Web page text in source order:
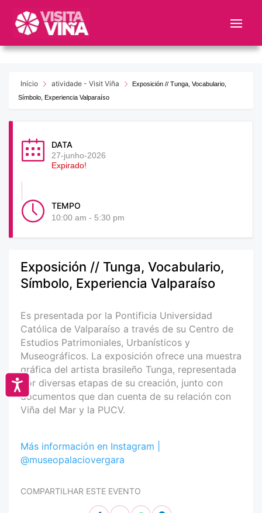
este
web
sistema
Accesibilidad
Início atividade - Visit Viña
Exposición // Tunga, Vocabulario,
Símbolo, Experiencia Valparaíso
DATA
27-junho-2026
Expirado!
TEMPO
10:00 am - 5:30 pm
Exposición // Tunga, Vocabulario,
Símbolo, Experiencia Valparaíso
Es presentada por la Pontificia Universidad
Católica de Valparaíso a través de su Centro de
Estudios Patrimoniales, Urbanísticos y
Museográficos. La exposición ofrece una muestra
gráfica del artista brasileño Tunga, representada
por diversas etapas de su creación, junto con
documentos que dan cuenta de su relación con
Viña del Mar y la PUCV.
Más información en Instagram |
@museopalaciovergara
COMPARTILHAR ESTE EVENTO